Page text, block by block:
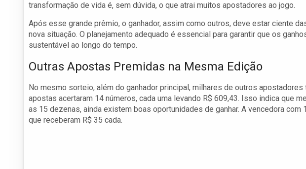
transformação de vida é, sem dúvida, o que atrai muitos apostadores ao jogo.
Após esse grande prêmio, o ganhador, assim como outros, deve estar ciente
nova situação. O planejamento adequado é essencial para garantir que os
sustentável ao longo do tempo.
Outras Apostas Premidas na Mesma Edição
No mesmo sorteio, além do ganhador principal, milhares de outros
apostas acertaram 14 números, cada uma levando R$ 609,43. Isso indica que
as 15 dezenas, ainda existem boas oportunidades de ganhar. A vencedora
que receberam R$ 35 cada.